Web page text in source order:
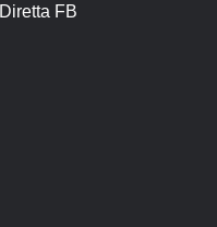
Diretta FB